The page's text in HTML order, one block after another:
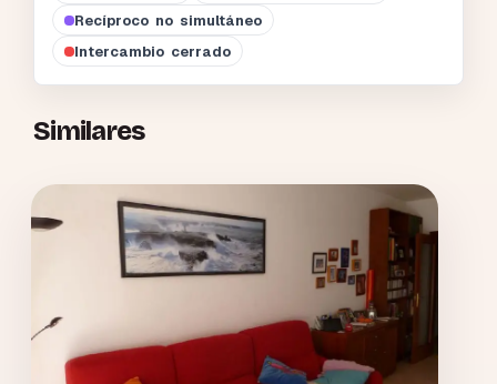
Recíproco no simultáneo
Intercambio cerrado
Similares